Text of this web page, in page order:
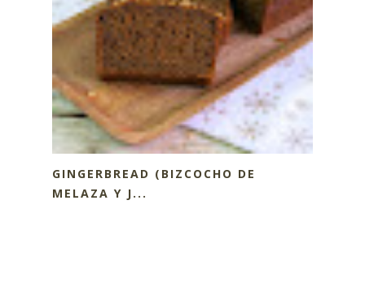
GINGERBREAD (BIZCOCHO DE
MELAZA Y J...